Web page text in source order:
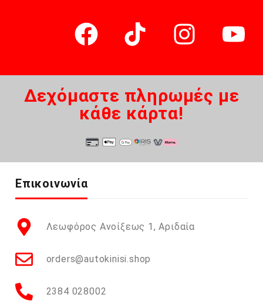
Δεχόμαστε πληρωμές με
κάθε κάρτα!
Επικοινωνία
Λεωφόρος Ανοίξεως 1, Αριδαία
orders@autokinisi.shop
2384 028002